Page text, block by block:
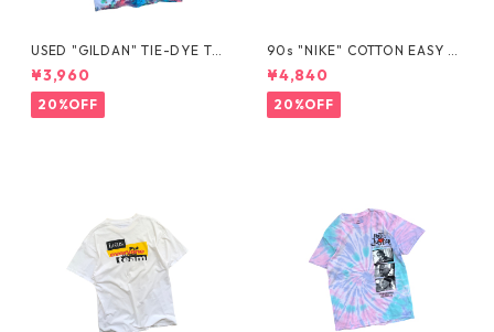
USED "GILDAN" TIE-DYE TE
E
¥3,960
20%OFF
90s "NIKE" COTTON EASY S
HORTS
¥4,840
20%OFF